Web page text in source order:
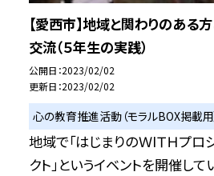
【愛西市】地域と関わりのある
交流（５年生の実践）
公開日 2023/02/02
更新日 2023/02/02
心の教育推進活動（モラルBOX掲載用
地域で「はじまりのＷIＴＨプロ
クト」というイベントを開催して